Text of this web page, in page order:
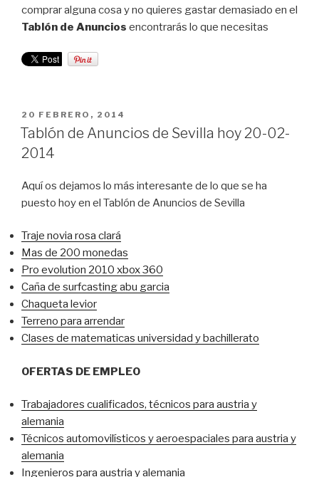
comprar alguna cosa y no quieres gastar demasiado en el
Tablón de Anuncios encontrarás lo que necesitas
PUBLICADO
EL
20 FEBRERO, 2014
Tablón de Anuncios de Sevilla hoy 20-02-
2014
Aquí os dejamos lo más interesante de lo que se ha
puesto hoy en el Tablón de Anuncios de Sevilla
Traje novia rosa clará
Mas de 200 monedas
Pro evolution 2010 xbox 360
Caña de surfcasting abu garcia
Chaqueta levior
Terreno para arrendar
Clases de matematicas universidad y bachillerato
OFERTAS DE EMPLEO
Trabajadores cualificados, técnicos para austria y
alemania
Técnicos automovilísticos y aeroespaciales para austria y
alemania
Ingenieros para austria y alemania